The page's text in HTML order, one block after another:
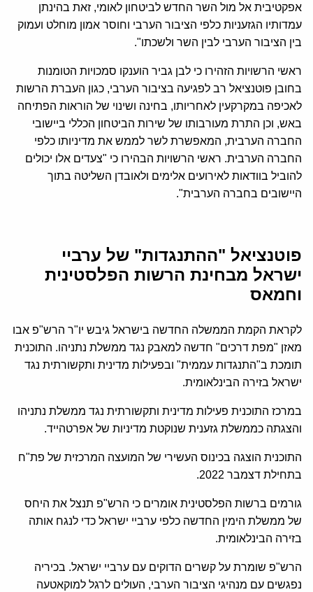
אפקטיבית אל מול השר החדש לביטחון לאומי, זאת בהינתן
עמדותיו הגזעניות כלפי הציבור הערבי וחוסר אמון מוחלט ועמוק
בין הציבור הערבי לבין השר ולשכתו".‏
ראשי הרשויות הזהירו כי לבן גביר הוענקו סמכויות הטומנות
בחובן פוטנציאל רב לפגיעה בציבור הערבי, כגון העברת הרשות
לאכיפה במקרקעין לאחריותו, בחינה ושינוי של הוראות הפתיחה
באש, וכן התרת מעורבותו של שירות הביטחון הכללי ביישובי
החברה הערבית, המאפשרת לשר לממש את מדיניותו כלפי
החברה הערבית. ראשי הרשויות הבהירו כי "צעדים אלו יכולים
להוביל בוודאות לאירועים אלימים ולאובדן השליטה בתוך
היישובים בחברה הערבית".
פוטנציאל "ההתנגדות" של ערביי
ישראל מבחינת הרשות הפלסטינית
וחמאס
לקראת הקמת הממשלה החדשה בישראל גיבש יו"ר הרש"פ אבו
מאזן "מפת דרכים" חדשה למאבק נגד ממשלת נתניהו. התוכנית
תומכת ב"התנגדות עממית" ובפעילות מדינית ותקשורתית נגד
ישראל בזירה הבינלאומית.
במרכז התוכנית פעילות מדינית ותקשורתית נגד ממשלת נתניהו
והצגתה כממשלת גזענית שנוקטת מדיניות של אפרטהייד.
התוכנית הוצגה בכינוס העשירי של המועצה המרכזית של פת"ח
בתחילת דצמבר 2022.
גורמים ברשות הפלסטינית אומרים כי הרש"פ תנצל את היחס
של ממשלת הימין החדשה כלפי ערביי ישראל כדי לנגח אותה
בזירה הבינלאומית.
הרש"פ שומרת על קשרים הדוקים עם ערביי ישראל. בכיריה
נפגשים עם מנהיגי הציבור הערבי, העולים לרגל למוקאטעה